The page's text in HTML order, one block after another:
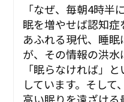
「なぜ、毎朝4時半
眠を増やせば認知
あふれる現代、睡
が、その情報の洪水
「眠らなければ」
しています。そし
高い眠りを遠ざけ